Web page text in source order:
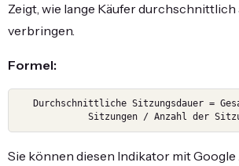
Zeigt, wie lange Käufer
verbringen.
Formel:
Durchschnittliche Sitzungsdauer =
Sitzungen / Anzahl der
Sie können diesen Indikator mit